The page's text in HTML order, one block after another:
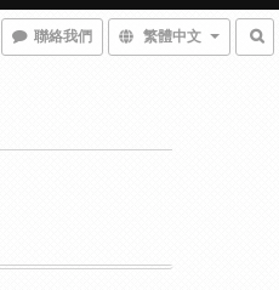
聯絡我們 繁體中文